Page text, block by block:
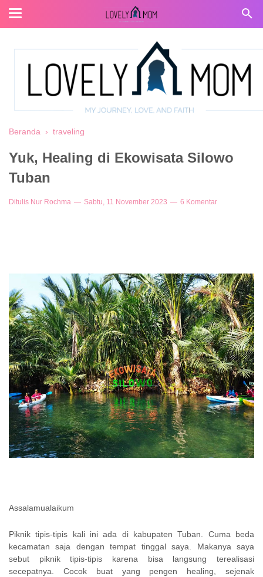
Beranda › traveling
Yuk, Healing di Ekowisata Silowo
Tuban
Ditulis Nur Rochma Sabtu, 11 November 2023 6 Komentar
Assalamualaikum
Piknik tipis-tipis kali ini ada di kabupaten Tuban. Cuma beda
kecamatan saja dengan tempat tinggal saya. Makanya saya
sebut piknik tipis-tipis karena bisa langsung terealisasi
secepatnya. Cocok buat yang pengen healing, sejenak